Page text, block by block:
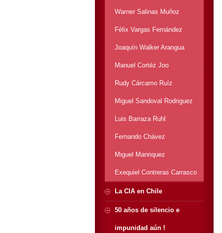
Warner Salinas Muñoz
Félix Vargas Fernández
Joaquín Walker Arangua
Manuel Cortéz Joo
Rudy Cárcamo Ruíz
Miguel Sandoval Rodriguez
Luis Barraza Ruhl
Fernando Chávez
Miguel Manriquez
Exequiel Contreras Carrasco
La CIA en Chile
50 años de silencio e
impunidad aún !